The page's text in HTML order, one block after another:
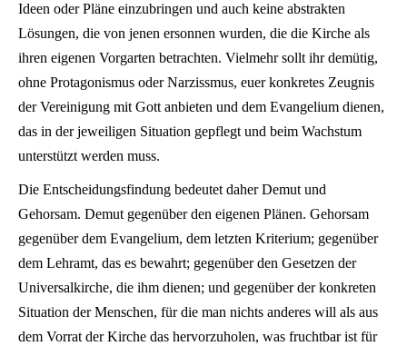
Ideen oder Pläne einzubringen und auch keine abstrakten
Lösungen, die von jenen ersonnen wurden, die die Kirche als
ihren eigenen Vorgarten betrachten. Vielmehr sollt ihr demütig,
ohne Protagonismus oder Narzissmus, euer konkretes Zeugnis
der Vereinigung mit Gott anbieten und dem Evangelium dienen,
das in der jeweiligen Situation gepflegt und beim Wachstum
unterstützt werden muss.
Die Entscheidungsfindung bedeutet daher Demut und
Gehorsam. Demut gegenüber den eigenen Plänen. Gehorsam
gegenüber dem Evangelium, dem letzten Kriterium; gegenüber
dem Lehramt, das es bewahrt; gegenüber den Gesetzen der
Universalkirche, die ihm dienen; und gegenüber der konkreten
Situation der Menschen, für die man nichts anderes will als aus
dem Vorrat der Kirche das hervorzuholen, was fruchtbar ist für